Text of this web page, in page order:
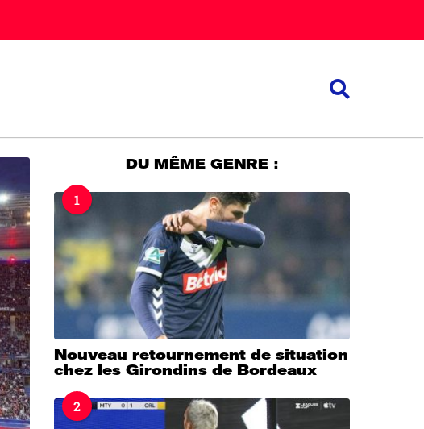
DU MÊME GENRE :
1
Nouveau retournement de situation
chez les Girondins de Bordeaux
2